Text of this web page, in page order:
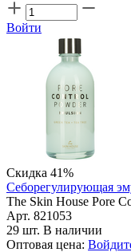
Войти
Скидка 41%
Себорегулирующая
The Skin House Pore
Арт. 821053
29 шт. В наличии
Оптовая цена: